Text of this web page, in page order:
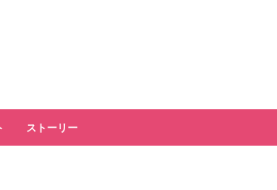
ストーリー